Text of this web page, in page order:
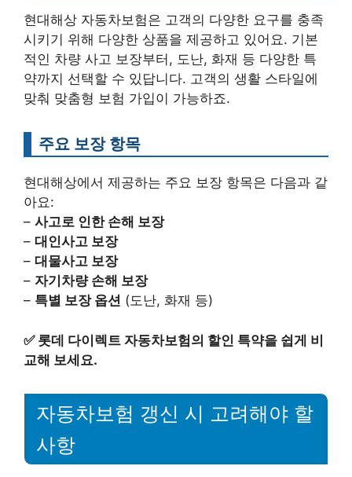
현대해상 자동차보험은 고객의 다양한 요구를 충족
시키기 위해 다양한 상품을 제공하고 있어요. 기본
적인 차량 사고 보장부터, 도난, 화재 등 다양한 특
약까지 선택할 수 있답니다. 고객의 생활 스타일에
맞춰 맞춤형 보험 가입이 가능하죠.
주요 보장 항목
현대해상에서 제공하는 주요 보장 항목은 다음과 같
아요:
– 사고로 인한 손해 보장
– 대인사고 보장
– 대물사고 보장
– 자기차량 손해 보장
– 특별 보장 옵션 (도난, 화재 등)
✅ 롯데 다이렉트 자동차보험의 할인 특약을 쉽게 비
교해 보세요.
자동차보험 갱신 시 고려해야 할
사항